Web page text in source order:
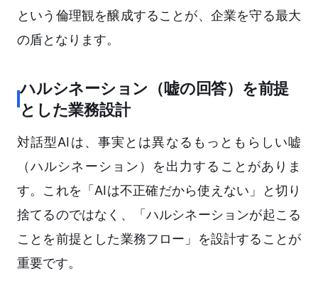
という倫理観を醸成することが、企業を守る最大
の盾となります。
ハルシネーション（嘘の回答）を前提
とした業務設計
対話型AIは、事実とは異なるもっともらしい嘘
（ハルシネーション）を出力することがありま
す。これを「AIは不正確だから使えない」と切り
捨てるのではなく、「ハルシネーションが起こる
ことを前提とした業務フロー」を設計することが
重要です。